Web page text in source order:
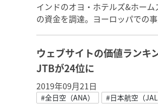
インドのオヨ・ホテルズ&ホー
の資金を調達。ヨーロッパでの
ウェブサイトの価値ランキ
JTBが24位に
2019年09月21日
#全日空（ANA） #日本航空（JAL